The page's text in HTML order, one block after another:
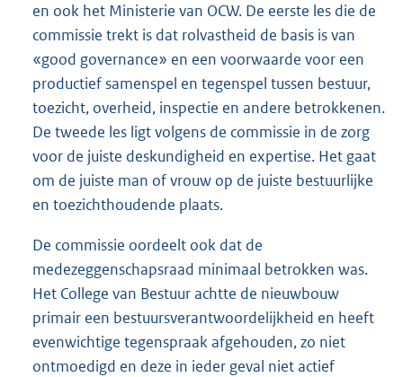
en ook het Ministerie van OCW. De eerste les die de
commissie trekt is dat rolvastheid de basis is van
«good governance» en een voorwaarde voor een
productief samenspel en tegenspel tussen bestuur,
toezicht, overheid, inspectie en andere betrokkenen.
De tweede les ligt volgens de commissie in de zorg
voor de juiste deskundigheid en expertise. Het gaat
om de juiste man of vrouw op de juiste bestuurlijke
en toezichthoudende plaats.
De commissie oordeelt ook dat de
medezeggenschapsraad minimaal betrokken was.
Het College van Bestuur achtte de nieuwbouw
primair een bestuursverantwoordelijkheid en heeft
evenwichtige tegenspraak afgehouden, zo niet
ontmoedigd en deze in ieder geval niet actief